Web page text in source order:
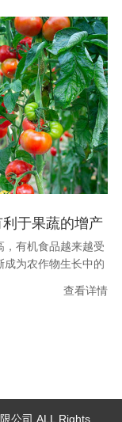
于果蔬的增产
，有机食品越来越受
成为农作物生长中的
查看详情
公司 ALL Rights